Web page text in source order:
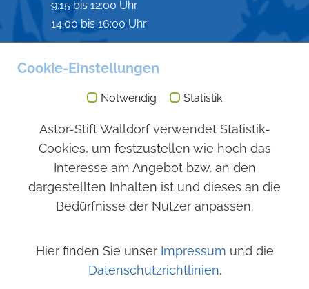
9:15 bis 12:00 Uhr
14:00 bis 16:00 Uhr
Besuchszeiten
Angebot
Stationärer Bereich
Sozialstation
Nachbarschaftshilfe
Verhinderungspflege
Cookie-Einstellungen
Notwendig Statistik
Astor-Stift Walldorf verwendet Statistik-
Cookies, um festzustellen wie hoch das
Interesse am Angebot bzw. an den
dargestellten Inhalten ist und dieses an die
Bedürfnisse der Nutzer anpassen.
Hier finden Sie unser Impressum und die
Datenschutzrichtlinien.